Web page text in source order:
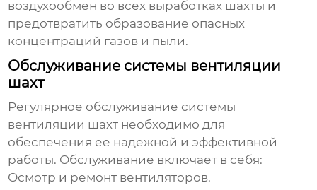
воздухообмен во всех выработках шахты и
предотвратить образование опасных
концентраций газов и пыли.
Обслуживание системы вентиляции
шахт
Регулярное обслуживание системы
вентиляции шахт необходимо для
обеспечения ее надежной и эффективной
работы. Обслуживание включает в себя:
Осмотр и ремонт вентиляторов.